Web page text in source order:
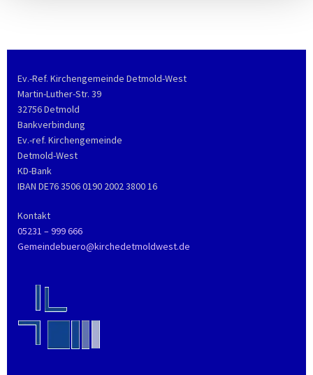
Ev.-Ref. Kirchengemeinde Detmold-West
Martin-Luther-Str. 39
32756 Detmold
Bankverbindung
Ev.-ref. Kirchengemeinde
Detmold-West
KD-Bank
IBAN DE76 3506 0190 2002 3800 16
Kontakt
05231 – 999 666
Gemeindebuero@kirchedetmoldwest.de